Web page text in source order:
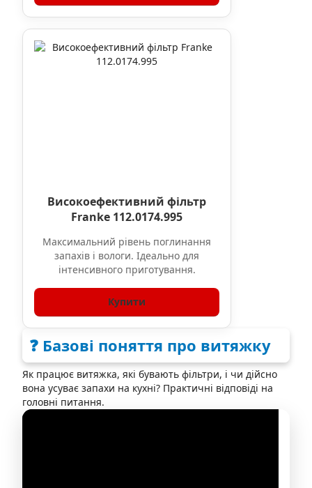
Високоефективний фільтр
Franke 112.0174.995
Максимальний рівень поглинання
запахів і вологи. Ідеально для
інтенсивного приготування.
Купити
❓ Базові поняття про витяжку
Як працює витяжка, які бувають фільтри, і чи дійсно
вона усуває запахи на кухні? Практичні відповіді на
головні питання.